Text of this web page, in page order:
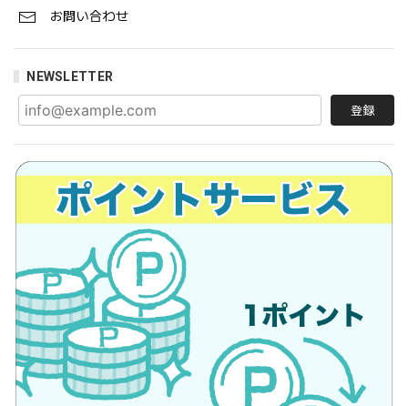
お問い合わせ
NEWSLETTER
登録